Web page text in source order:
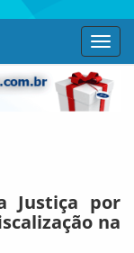
Justiça por
na